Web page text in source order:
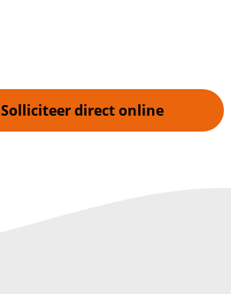
Solliciteer direct online